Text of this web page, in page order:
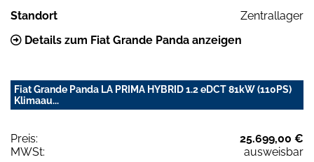
Standort
Zentrallager
Details zum Fiat Grande Panda anzeigen
Fiat Grande Panda LA PRIMA HYBRID 1.2 eDCT 81kW (110PS)
Klimaau...
Preis:
25.699,00 €
MWSt:
ausweisbar